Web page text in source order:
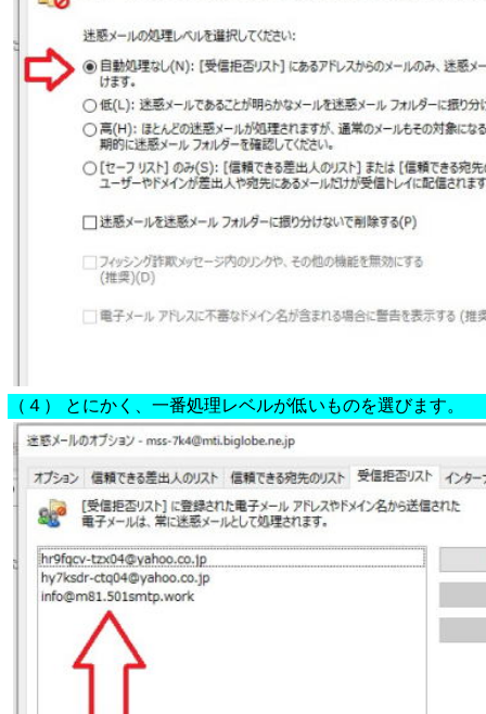
（４） とにかく、一番処理レベルが低いものを選びます。